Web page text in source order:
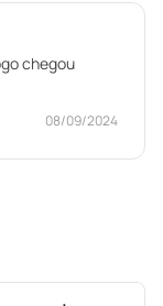
chegou
08/09/2024